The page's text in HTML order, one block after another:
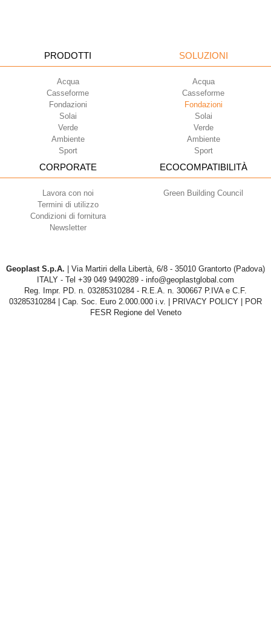
PRODOTTI
Acqua
Casseforme
Fondazioni
Solai
Verde
Ambiente
Sport
SOLUZIONI
Acqua
Casseforme
Fondazioni
Solai
Verde
Ambiente
Sport
CORPORATE
Lavora con noi
Termini di utilizzo
Condizioni di fornitura
Newsletter
ECOCOMPATIBILITÀ
Green Building Council
Geoplast S.p.A. | Via Martiri della Libertà, 6/8 - 35010 Grantorto (Padova)
ITALY - Tel +39 049 9490289 - info@geoplastglobal.com
Reg. Impr. PD. n. 03285310284 - R.E.A. n. 300667 P.IVA e C.F.
03285310284 | Cap. Soc. Euro 2.000.000 i.v. |
PRIVACY POLICY
| POR
FESR Regione del Veneto